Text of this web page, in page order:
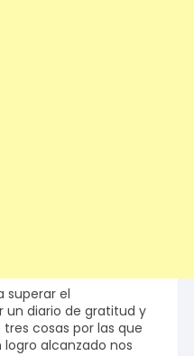
superar el
diario de gratitud y
cosas por las que
alcanzado nos